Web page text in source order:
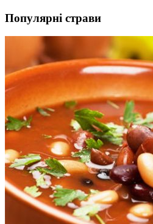
Популярні страви